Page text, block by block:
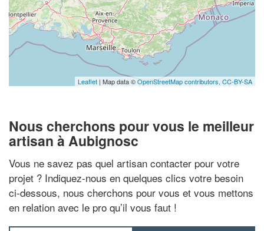
Leaflet | Map data ©OpenStreetMap contributors, CC-BY-SA
Nous cherchons pour vous le meilleur
artisan à Aubignosc
Vous ne savez pas quel artisan contacter pour votre
projet ? Indiquez-nous en quelques clics votre besoin
ci-dessous, nous cherchons pour vous et vous mettons
en relation avec le pro qu’il vous faut !